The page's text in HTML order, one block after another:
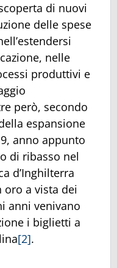
di nuovi
delle spese
nelle
produttivi e
però, secondo
espansione
anno appunto
di ribasso nel
d’Inghilterra
oro a vista dei
anni venivano
i biglietti a
[2].